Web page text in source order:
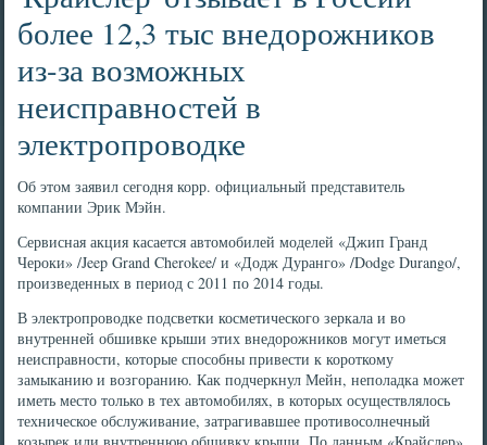
более 12,3 тыс внедорожников
из-за возможных
неисправностей в
электропроводке
Об этом заявил сегодня корр. официальный представитель
компании Эрик Мэйн.
Сервисная акция касается автомобилей моделей «Джип Гранд
Чероки» /Jeep Grand Cherokee/ и «Додж Дуранго» /Dodge Durango/,
произведенных в период с 2011 по 2014 годы.
В электропроводке подсветки косметического зеркала и во
внутренней обшивке крыши этих внедорожников могут иметься
неисправности, которые способны привести к короткому
замыканию и возгоранию. Как подчеркнул Мейн, неполадка может
иметь место только в тех автомобилях, в которых осуществлялось
техническое обслуживание, затрагивавшее противосолнечный